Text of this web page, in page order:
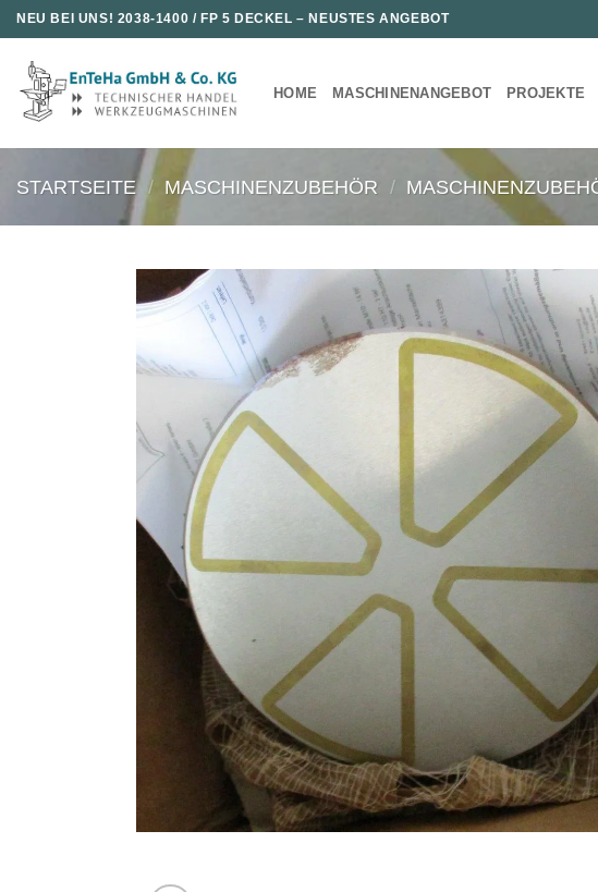
Zum
Inhalt
springen
NEU BEI UNS! 2038-1400 / FP 5 DECKEL – NEUSTES ANGEBOT
HOME MASCHINENANGEBOT PROJEKTE
STARTSEITE / MASCHINENZUBEHÖR /